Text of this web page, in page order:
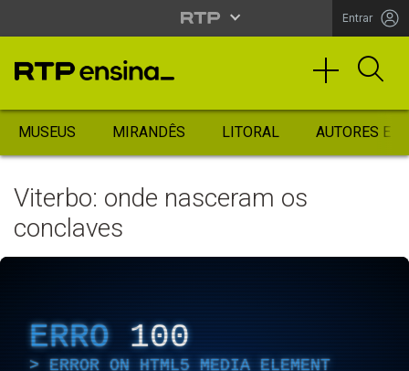
Entrar
MUSEUS MIRANDÊS LITORAL AUTORES
Viterbo: onde nasceram os
conclaves
ERRO 100
ERROR ON HTML5 MEDIA ELEMENT